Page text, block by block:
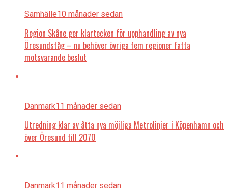
Samhälle10 månader sedan
Region Skåne ger klartecken för upphandling av nya
Öresundståg – nu behöver övriga fem regioner fatta
motsvarande beslut
Danmark11 månader sedan
Utredning klar av åtta nya möjliga Metrolinjer i Köpenhamn och
över Öresund till 2070
Danmark11 månader sedan